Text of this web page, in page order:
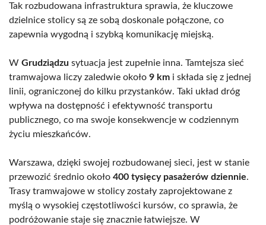
Tak rozbudowana infrastruktura sprawia, że kluczowe
dzielnice stolicy są ze sobą doskonale połączone, co
zapewnia wygodną i szybką komunikację miejską.
W Grudziądzu sytuacja jest zupełnie inna. Tamtejsza sieć
tramwajowa liczy zaledwie około 9 km i składa się z jednej
linii, ograniczonej do kilku przystanków. Taki układ dróg
wpływa na dostępność i efektywność transportu
publicznego, co ma swoje konsekwencje w codziennym
życiu mieszkańców.
Warszawa, dzięki swojej rozbudowanej sieci, jest w stanie
przewozić średnio około 400 tysięcy pasażerów dziennie.
Trasy tramwajowe w stolicy zostały zaprojektowane z
myślą o wysokiej częstotliwości kursów, co sprawia, że
podróżowanie staje się znacznie łatwiejsze. W